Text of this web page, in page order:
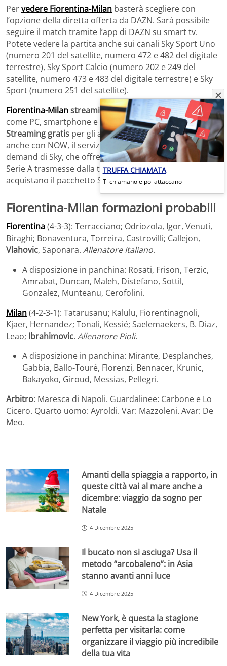
Pervedere Fiorentina-Milan basterà scegliere con
l’opzione della diretta offerta da DAZN. Sarà possibile
seguire il match tramite l’app di DAZN su smart tv.
Potete vedere la partita anche sui canali Sky Sport Uno
(numero 201 del satellite, numero 472 e 482 del digitale
terrestre), Sky Sport Calcio (numero 202 e 249 del
satellite, numero 473 e 483 del digitale terrestre) e Sky
Sport (numero 251 del satellite).
Fiorentina-Milanstreamingattraverso dispositivi mobili
come PC, smartphone e tablet tramite app, con DAZN.
Streaming gratis per gli abbonati con Sky Go. Online
anche con NOW, il servizio di streaming live e on
demand di Sky, che offre anche la visione delle gare di
Serie A trasmesse dalla tv satellitare a quei clienti che
acquistano il pacchetto Sport.
Fiorentina-Milan formazioni probabili
Fiorentina(4-3-3): Terracciano; Odriozola, Igor, Venuti,
Biraghi; Bonaventura, Torreira, Castrovilli; Callejon,
Vlahovic, Saponara. Allenatore Italiano.
A disposizione in panchina: Rosati, Frison, Terzic,
Amrabat, Duncan, Maleh, Distefano, Sottil,
Gonzalez, Munteanu, Cerofolini.
Milan(4-2-3-1): Tatarusanu; Kalulu, Fiorentinagnoli,
Kjaer, Hernandez; Tonali, Kessié; Saelemaekers, B. Diaz,
Leao; Ibrahimovic. Allenatore Pioli.
A disposizione in panchina: Mirante, Desplanches,
Gabbia, Ballo-Touré, Florenzi, Bennacer, Krunic,
Bakayoko, Giroud, Messias, Pellegri.
Arbitro: Maresca di Napoli. Guardalinee: Carbone e Lo
Cicero. Quarto uomo: Ayroldi. Var: Mazzoleni. Avar: De
Meo.
Amanti della spiaggia a rapporto, in
queste città vai al mare anche a
dicembre: viaggio da sogno per
Natale
4 Dicembre 2025
Il bucato non si asciuga? Usa il
metodo “arcobaleno”: in Asia
stanno avanti anni luce
4 Dicembre 2025
New York, è questa la stagione
perfetta per visitarla: come
organizzare il viaggio più incredibile
della tua vita
TRUFFA CHIAMATA
Ti chiamano e poi attaccano